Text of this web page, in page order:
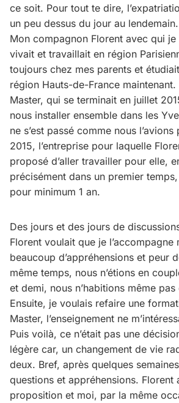
ce soit. Pour tout te dire,
un peu dessus du jour au
Mon compagnon Florent avec qui je
vivait et travaillait en région
toujours chez mes parents et
région Hauts-de-France
Master, qui se terminait en juillet
nous installer ensemble dans les
ne s’est passé comme nous
2015, l’entreprise pour laquelle
proposé d’aller travailler pour elle,
précisément dans un premier
pour minimum 1 an.
Des jours et des jours de
Florent voulait que je l’accompagne
beaucoup d’appréhensions et peur
même temps, nous n’étions en
et demi, nous n’habitions même
Ensuite, je voulais refaire une
Master, l’enseignement ne
Puis voilà, ce n’était pas une
légère car, un changement de vie
deux. Bref, après quelques
questions et appréhensions. Florent
proposition et moi, par la même